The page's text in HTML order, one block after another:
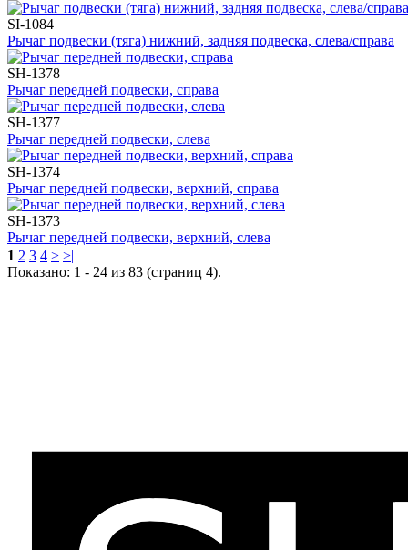
SI-1084
Рычаг подвески (тяга) нижний, задняя подвеска, слева/справа
SH-1378
Рычаг передней подвески, справа
SH-1377
Рычаг передней подвески, слева
SH-1374
Рычаг передней подвески, верхний, справа
SH-1373
Рычаг передней подвески, верхний, слева
1 2 3 4 > >|
Показано: 1 - 24 из 83 (страниц 4).